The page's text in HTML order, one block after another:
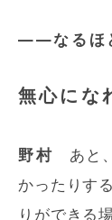
――なるほ
無心にな
野村 あと
かったりす
りができる